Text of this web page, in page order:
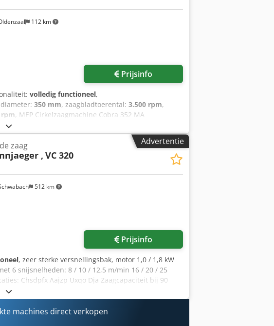
112 km
Prijsinfo
volledig functioneel,
350 mm, zaagbladtoerental: 3.500 rpm,
rpm, MEP Cirkelzaagmachine Cobra 352 MA
Advertentie
512 km
zaag
, VC 320
Prijsinfo
, zeer sterke versnellingsbak, motor 1,0 / 1,8 kW
6 snijsnelheden: 8 / 10 / 12,5 m/min 16 / 20 / 25
Chsdpfx Aajzp Uxqo Dja Zaagcapaciteit bij 90
materiaal: 80 mm Vlak profiel: 200 x 80 mm
machines direct verkopen